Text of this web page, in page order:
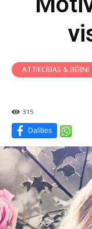
ATTIECĪBAS & BĒRNI
315
Dalīties